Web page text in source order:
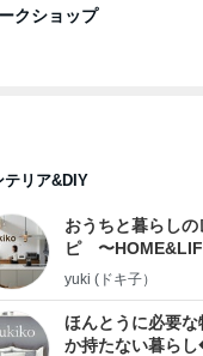
クショップ
テリア&DIY
おうちと暮らしの
ピ 〜
yuki (ドキ子）
ほんとうに必要な
か持たない暮ら